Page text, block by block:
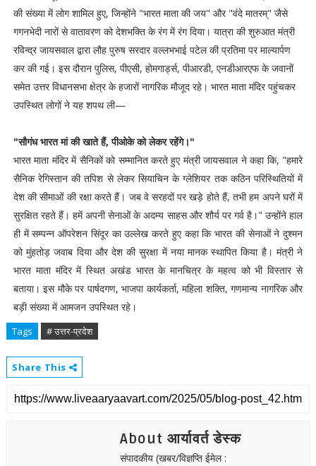
की संख्या में लोग शामिल हुए, जिन्होंने "भारत माता की जय" और "वंदे मातरम्" जैसे
गगनभेदी नारों से वातावरण को देशभक्ति के रंग में रंग दिया। यात्रा की शुरुआत मंत्री
रविन्द्र जायसवाल द्वारा लौह पुरुष सरदार वल्लभभाई पटेल की प्रतिमा पर माल्यार्पण
कर की गई। इस दौरान पुलिस, पीएसी, होमगार्ड्स, पीआरडी, एनडीआरएफ के जवानों
समेत उत्तर विधानसभा क्षेत्र के हजारों नागरिक मौजूद रहे। भारत माता मंदिर पहुंचकर
उपस्थित लोगों ने यह शपथ ली—
"सौगंध भारत मां की खाते हैं, पीओके को लेकर रहेंगे।"
भारत माता मंदिर में सैनिकों को सम्मानित करते हुए मंत्री जायसवाल ने कहा कि, "हमारे
सैनिक रेगिस्तान की तपिश से लेकर सियाचिन के ग्लेशियर तक कठिन परिस्थितियों में
देश की सीमाओं की रक्षा करते हैं। जब वे सरहदों पर खड़े होते हैं, तभी हम अपने घरों में
सुरक्षित रहते हैं। हमें अपनी सेनाओं के अदम्य साहस और शौर्य पर गर्व है।" उन्होंने हाल
ही में सम्पन्न ऑपरेशन सिंदूर का उल्लेख करते हुए कहा कि भारत की सेनाओं ने दुश्मन
को मुंहतोड़ जवाब दिया और देश की सुरक्षा में नया मानक स्थापित किया है। मंत्री ने
भारत माता मंदिर में स्थित अखंड भारत के मानचित्र के महत्व को भी विस्तार से
बताया। इस मौके पर पार्षदगण, भाजपा कार्यकर्ता, महिला शक्ति, गणमान्य नागरिक और
बड़ी संख्या में आमजन उपस्थित रहे।
Tags # उत्तर-प्रदेश
Share This
About आर्यावर्त डेस्क
संपादकीय (खबर/विज्ञप्ति ईमेल :